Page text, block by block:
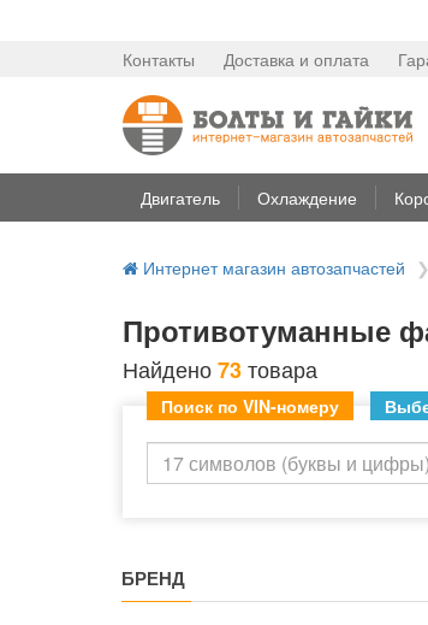
Контакты Доставка и оплата
Двигатель Охлаждение
Интернет магазин автозапчастей
Противотуманные
Найдено73товара
Поиск по VIN-номеру
БРЕНД